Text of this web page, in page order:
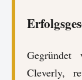
Cleverly,